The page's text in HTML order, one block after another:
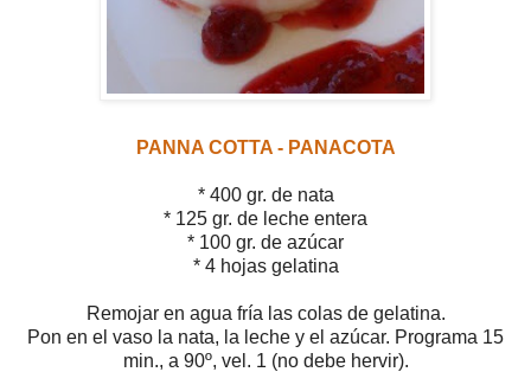
PANNA COTTA - PANACOTA
* 400 gr. de nata
* 125 gr. de leche entera
* 100 gr. de azúcar
* 4 hojas gelatina
Remojar en agua fría las colas de gelatina.
Pon en el vaso la nata, la leche y el azúcar. Programa 15
min., a 90º, vel. 1 (no debe hervir).